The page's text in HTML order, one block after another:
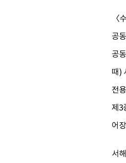
〈
공
공
때)
전
제3
어
서